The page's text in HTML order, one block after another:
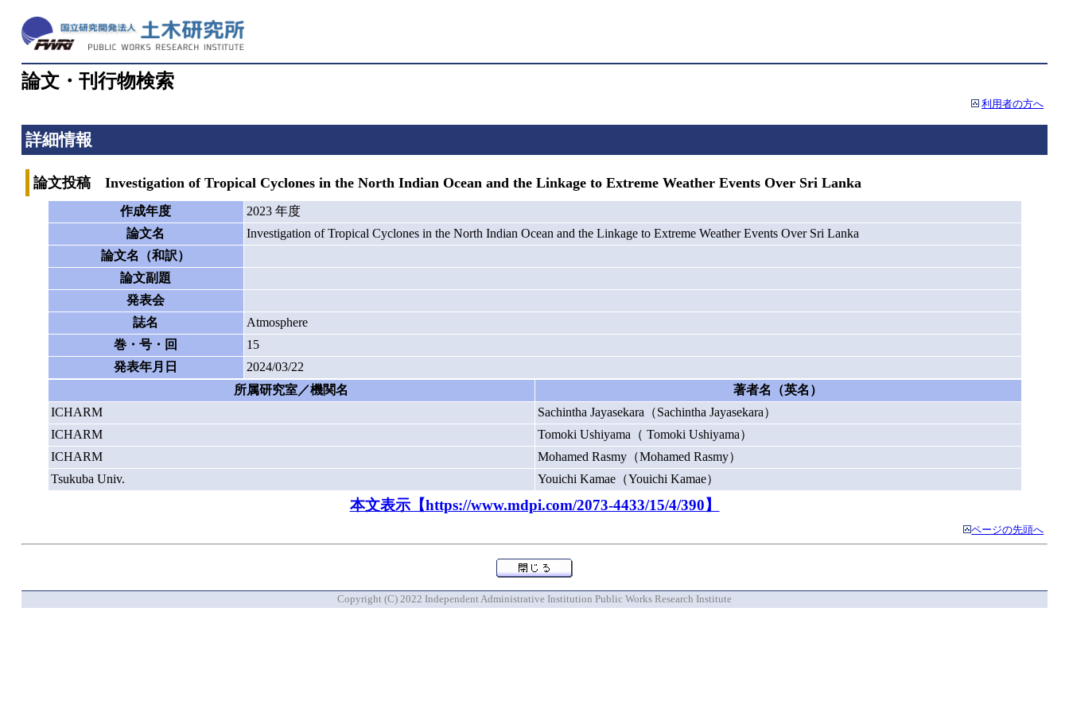
論文・刊行物検索
利用者の方へ
詳細情報
論文投稿 Investigation of Tropical Cyclones in the North Indian Ocean and the Linkage to Extreme Weather Events Over Sri Lanka
作成年度
2023 年度
論文名
Investigation of Tropical Cyclones in the North Indian Ocean and the Linkage to Extreme Weather Events Over Sri Lanka
論文名（和訳）
論文副題
発表会
誌名
Atmosphere
巻・号・回
15
発表年月日
2024/03/22
所属研究室／機関名
著者名（英名）
ICHARM
Sachintha Jayasekara（Sachintha Jayasekara）
ICHARM
Tomoki Ushiyama（ Tomoki Ushiyama）
ICHARM
Mohamed Rasmy（Mohamed Rasmy）
Tsukuba Univ.
Youichi Kamae（Youichi Kamae）
本文表示【https://www.mdpi.com/2073-4433/15/4/390】
ページの先頭へ
Copyright (C) 2022 Independent Administrative Institution Public Works Research Institute